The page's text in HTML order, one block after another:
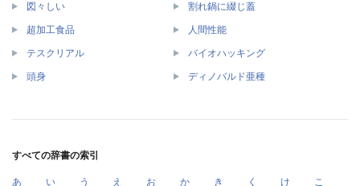
図々しい 割れ鍋に綴じ蓋
超加工食品 人間性能
テスクリアル バイオハッキング
頭身 ディノバルド亜種
すべての辞書の索引
あ い う え お か き く け こ